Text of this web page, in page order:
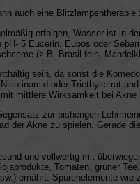
auch eine
erfolgen, Wasser ist in
5 Eucerin, Eubos oder
(z.B. Brasil-fein,
sein, da sonst die
oder Triethylcitrat
mittlere Wirksamkeit bei Akne
zur bisherigen
der Akne zu spielen. Gerade
und vollwertig mit
Tomaten, grüner
ernährt. Spurenelemente